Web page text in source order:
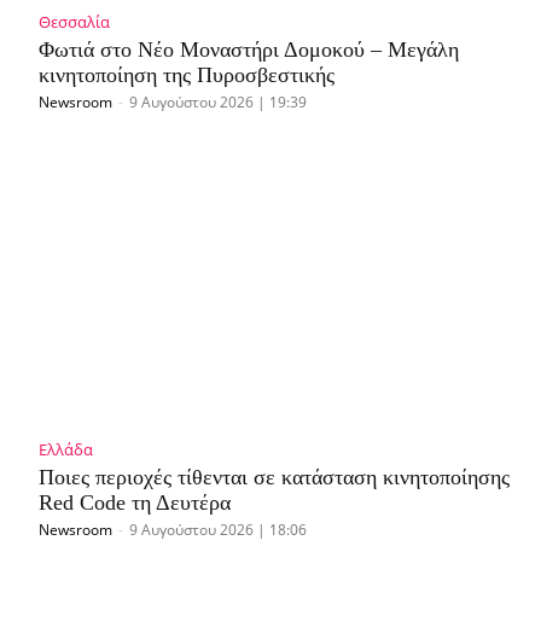
Θεσσαλία
Φωτιά στο Νέο Μοναστήρι Δομοκού – Μεγάλη
κινητοποίηση της Πυροσβεστικής
Newsroom - 9 Αυγούστου 2026 | 19:39
Ελλάδα
Ποιες περιοχές τίθενται σε κατάσταση κινητοποίησης
Red Code τη Δευτέρα
Newsroom - 9 Αυγούστου 2026 | 18:06